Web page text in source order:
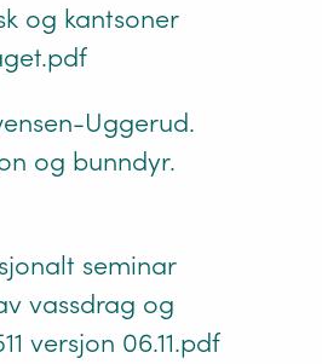
og kantsoner
Uggerud.
og bunndyr.
seminar
vassdrag og
versjon 06.11.pdf